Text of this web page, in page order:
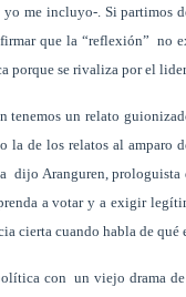
me incluyo-. Si partimos
que la “reflexión” no
porque se rivaliza por el
tenemos un relato
la de los relatos al
Aranguren, prologuista
a votar y a exigir
cierta cuando habla de qué
con un viejo drama